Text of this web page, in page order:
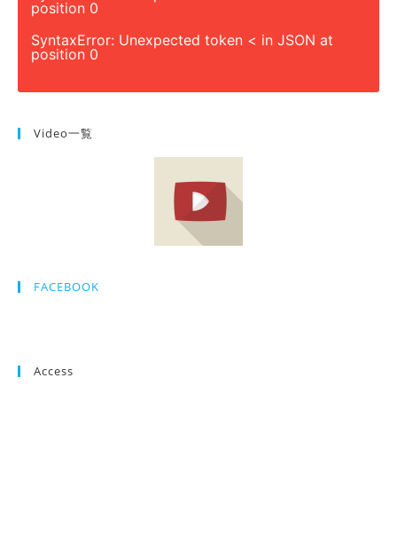
position 0
SyntaxError: Unexpected token < in JSON at
position 0
Video一覧
FACEBOOK
Access